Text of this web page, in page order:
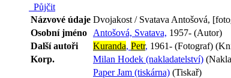
Půjčit
Názvové údaje Dvojakost / Svatava Antošová,
Osobní jméno
Antošová, Svatava, 1957- (Autor)
Další autoři
Kuranda, Petr, 1961- (Fotograf)
Korp.
Milan Hodek (nakladatelství)
Paper Jam (tiskárna) (Tiskař)